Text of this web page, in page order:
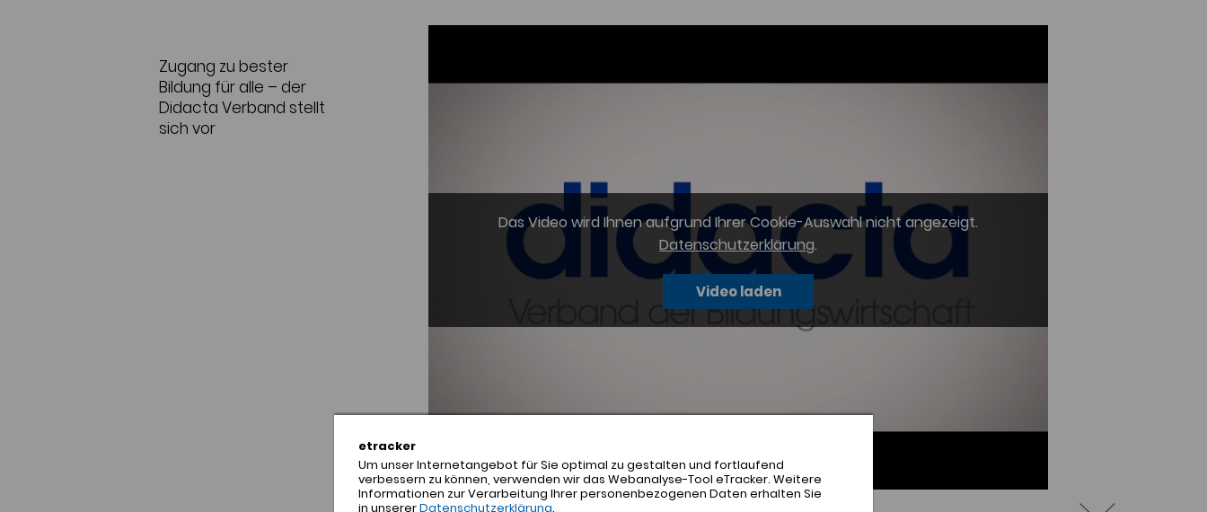
Zugang zu bester
Bildung für alle – der
Didacta Verband stellt
sich vor
Das Video wird Ihnen aufgrund Ihrer Cookie-Auswahl nicht angezeigt.
Datenschutzerklärung.
Video laden
etracker
Um unser Internetangebot für Sie optimal zu gestalten und fortlaufend
verbessern zu können, verwenden wir das Webanalyse-Tool eTracker. Weitere
Informationen zur Verarbeitung Ihrer personenbezogenen Daten erhalten Sie
in unsererDatenschutzerklärung.